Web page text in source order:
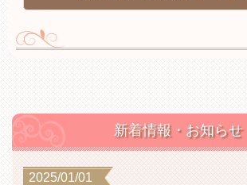
新着情報・お知らせ
2025/01/01